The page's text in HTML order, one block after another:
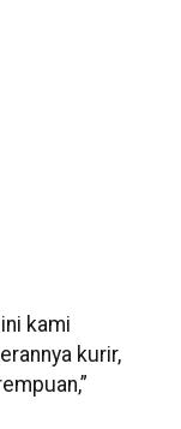
kami
kurir,